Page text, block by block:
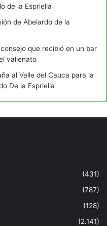
de la Espriella
de Abelardo de la
que recibió en un bar
vallenato
al Valle del Cauca para la
De la Espriella
(431)
(787)
(128)
(2.141)